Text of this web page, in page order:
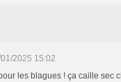
2025 15:02
les blagues ! ça caille sec